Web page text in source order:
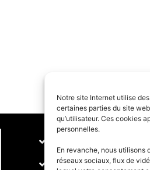
Notre site Internet utilise
certaines parties du site
qu’utilisateur. Ces cookies
personnelles.
En revanche, nous utilisons
réseaux sociaux, flux de
Politique des cookies